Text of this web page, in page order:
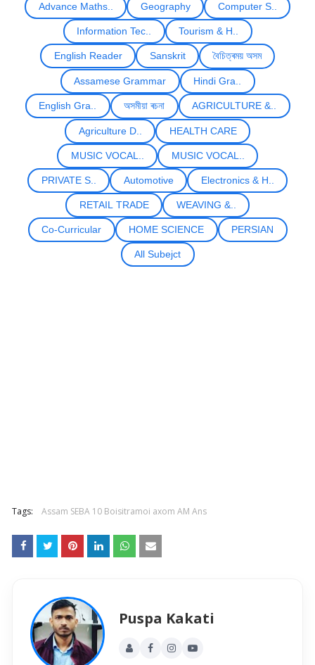
Advance Maths.. Geography Computer S..
Information Tec.. Tourism & H..
English Reader Sanskrit বৈচিত্ৰময় অসম
Assamese Grammar Hindi Gra..
English Gra.. অসমীয়া ৰচনা AGRICULTURE &..
Agriculture D.. HEALTH CARE
MUSIC VOCAL.. MUSIC VOCAL..
PRIVATE S.. Automotive Electronics & H..
RETAIL TRADE WEAVING &..
Co-Curricular HOME SCIENCE PERSIAN
All Subejct
Tags: Assam SEBA 10 Boisitramoi axom AM Ans
Puspa Kakati